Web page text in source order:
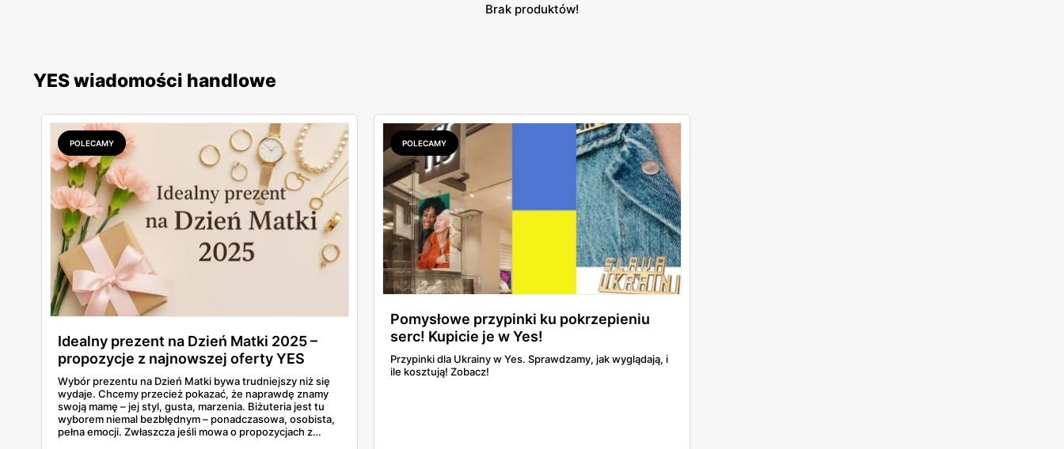
Brak produktów!
YES wiadomości handlowe
POLECAMY
Idealny prezent na Dzień Matki 2025 –
propozycje z najnowszej oferty YES
Wybór prezentu na Dzień Matki bywa trudniejszy niż się
wydaje. Chcemy przecież pokazać, że naprawdę znamy
swoją mamę – jej styl, gusta, marzenia. Biżuteria jest tu
wyborem niemal bezbłędnym – ponadczasowa, osobista,
pełna emocji. Zwłaszcza jeśli mowa o propozycjach z
POLECAMY
Pomysłowe przypinki ku pokrzepieniu
serc! Kupicie je w Yes!
Przypinki dla Ukrainy w Yes. Sprawdzamy, jak wyglądają, i
ile kosztują! Zobacz!